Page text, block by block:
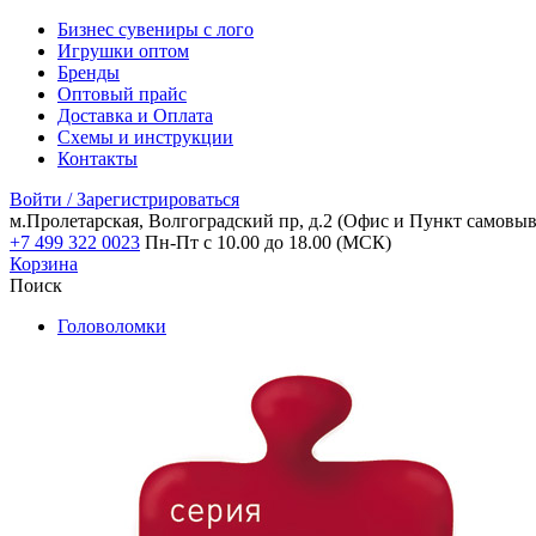
Бизнес сувениры с лого
Игрушки оптом
Бренды
Оптовый прайс
Доставка и Оплата
Схемы и инструкции
Контакты
Войти / Зарегистрироваться
м.Пролетарская, Волгоградский пр, д.2 (Офис и Пункт
+7 499 322 0023 Пн-Пт с 10.00 до 18.00 (МСК)
Корзина
Поиск
Головоломки